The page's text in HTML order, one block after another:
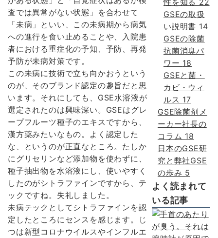
査では異常がない状態」を合わせて
「未病」といい、この未病期から病気
への進行を食い止めることや、入院患
者における重症化の予知、予防、再発
予防が未病対策です。
この未病に技術で立ち向かおうという
のが、そのブランド認定の趣旨だと思
います。それにしても、GSE水溶液が
選定されたのは興味深い。GSEはグレ
ープフルーツ種子のエキスですから、
漢方薬みたいなもの。よく認定した
な、というのが正直なところ。たしか
にグリセリンなど添加物を使わずに、
種子抽出物を水溶液にし、使いやすく
したのがシトラファインですから、テ
ックですね。失礼しました。
未病テックとしてシトラファインを認
定したところにセンスを感じます。じ
つは新型コロナウイルスやインフルエ
GSEの取扱
い説明書 14
GSEの除菌
抗菌消臭パ
ワー 18
GSEと菌・
カビ・ウィ
ルス 17
GSE除菌剤メ
ーカー社長の
コラム 18
日本のGSE研
究と弊社GSE
の歩み 5
よく読まれて
いる記事